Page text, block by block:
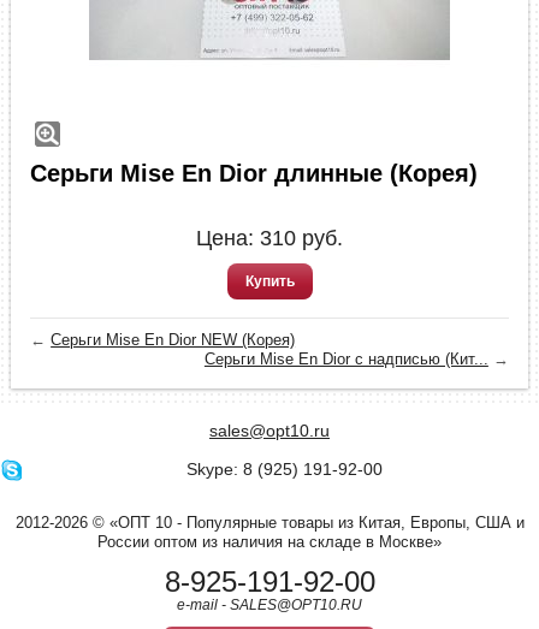
Серьги Mise En Dior длинные (Корея)
Цена: 310 руб.
Купить
←Серьги Mise En Dior NEW (Корея)
Серьги Mise En Dior с надписью (Кит... →
sales@opt10.ru
Skype: 8 (925) 191-92-00
2012-2026 © «ОПТ 10 - Популярные товары из Китая, Европы, США и
России оптом из наличия на складе в Москве»
8-925-191-92-00
e-mail - SALES@OPT10.RU